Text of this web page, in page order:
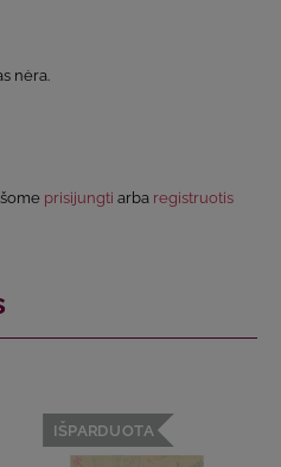
nėra.
prisijungti arba registruotis
IŠPARDUOTA